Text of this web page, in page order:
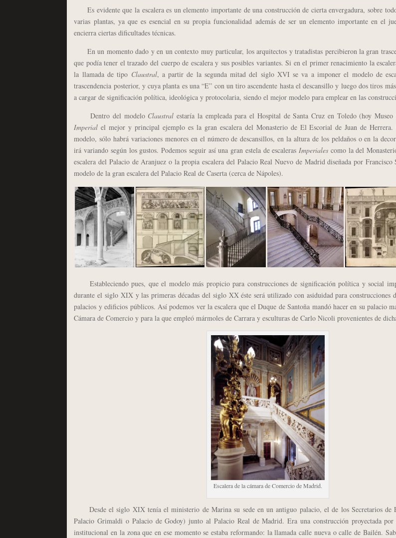
Es evidente que la escalera es un elemento importante de una construcción de cierta envergadura, sobre
varias plantas, ya que es esencial en su propia funcionalidad además de ser un elemento importante en el
encierra ciertas dificultades técnicas.
En un momento dado y en un contexto muy particular, los arquitectos y tratadistas percibieron la gran
que podía tener el trazado del cuerpo de escalera y sus posibles variantes. Si en el primer renacimiento la
la llamada de tipo Claustral, a partir de la segunda mitad del siglo XVI se va a imponer el modelo de
trascendencia posterior, y cuya planta es una “E” con un tiro ascendente hasta el descansillo y luego dos tiros
a cargar de significación política, ideológica y protocolaria, siendo el mejor modelo para emplear en las
Dentro del modelo Claustralestaría la empleada para el Hospital de Santa Cruz en Toledo (hoy
Imperial el mejor y principal ejemplo es la gran escalera del Monasterio de El Escorial de Juan de Herrera.
modelo, sólo habrá variaciones menores en el número de descansillos, en la altura de los peldaños o en la
irá variando según los gustos. Podemos seguir así una gran estela de escalerasImperiales como la del
escalera del Palacio de Aranjuez o la propia escalera del Palacio Real Nuevo de Madrid diseñada por Francisco
modelo de la gran escalera del Palacio Real de Caserta (cerca de Nápoles).
Estableciendo pues, que el modelo más propicio para construcciones de significación política y social
durante el siglo XIX y las primeras décadas del siglo XX éste será utilizado con asiduidad para construcciones
palacios y edificios públicos. Así podemos ver la escalera que el Duque de Santoña mandó hacer en su palacio
Cámara de Comercio y para la que empleó mármoles de Carrara y esculturas de Carlo Nicoli provenientes de
Escalera de la cámara de Comercio de Madrid.
Desde el siglo XIX tenía el ministerio de Marina su sede en un antiguo palacio, el de los Secretarios de
Palacio Grimaldi o Palacio de Godoy) junto al Palacio Real de Madrid. Era una construcción proyectada
institucional en la zona que en ese momento se estaba reformando: la llamada calle nueva o calle de Bailén.